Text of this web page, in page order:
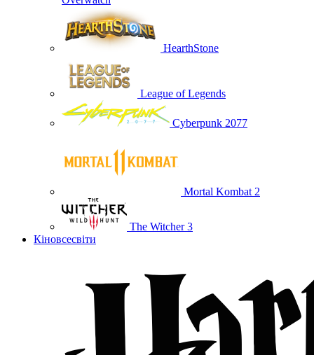
HearthStone
League of Legends
Cyberpunk 2077
Mortal Kombat 2
The Witcher 3
Кіновсесвіти